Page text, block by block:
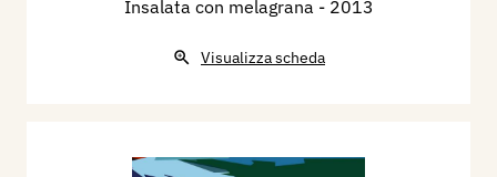
Insalata con melagrana - 2013
Visualizza scheda